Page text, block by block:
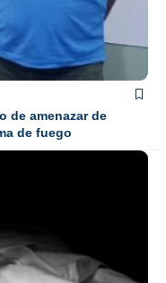
de amenazar de
de fuego